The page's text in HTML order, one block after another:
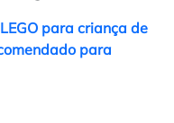
LEGO para criança de
para